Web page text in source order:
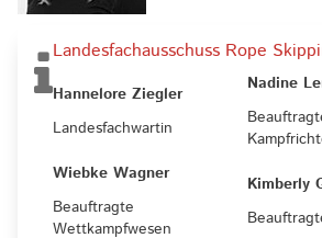
Landesfachausschuss Rope
Hannelore Ziegler
Landesfachwartin
Nadine
Wiebke Wagner
Beauftragte
Wettkampfwesen
Kimberly